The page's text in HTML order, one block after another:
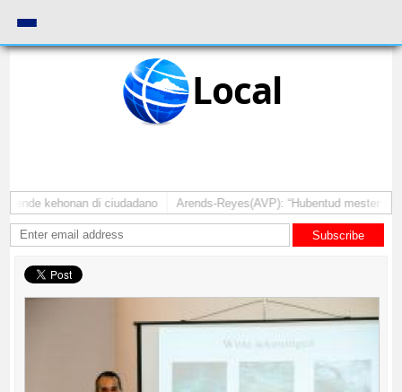
Local
kehonan di ciudadano Arends-Reyes(AVP): “Hubentud mester sinti
Subscribe